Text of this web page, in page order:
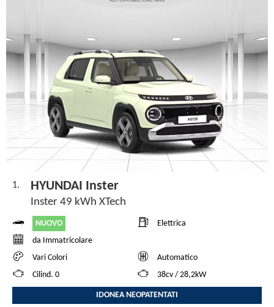
1. HYUNDAI Inster
Inster 49 kWh XTech
NUOVO
Elettrica
da Immatricolare
Vari Colori
Automatico
Cilind. 0
38cv / 28,2kW
IDONEA NEOPATENTATI